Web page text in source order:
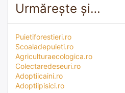
Urmărește și…
Puietiforestieri.ro
Scoaladepuieti.ro
Agriculturaecologica.ro
Colectaredeseuri.ro
Adoptiicaini.ro
Adoptiipisici.ro